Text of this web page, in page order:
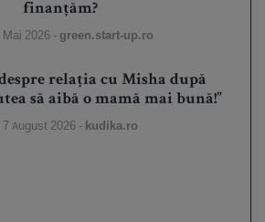
finanțăm?
Mai 2026 - green.start-up.ro
relația cu Misha după
să aibă o mamă mai bună!”
7 August 2026 - kudika.ro